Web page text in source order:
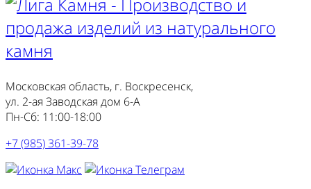
Московская область, г. Воскресенск,
ул. 2-ая Заводская дом 6-А
Пн-Сб: 11:00-18:00
+7 (985) 361-39-78